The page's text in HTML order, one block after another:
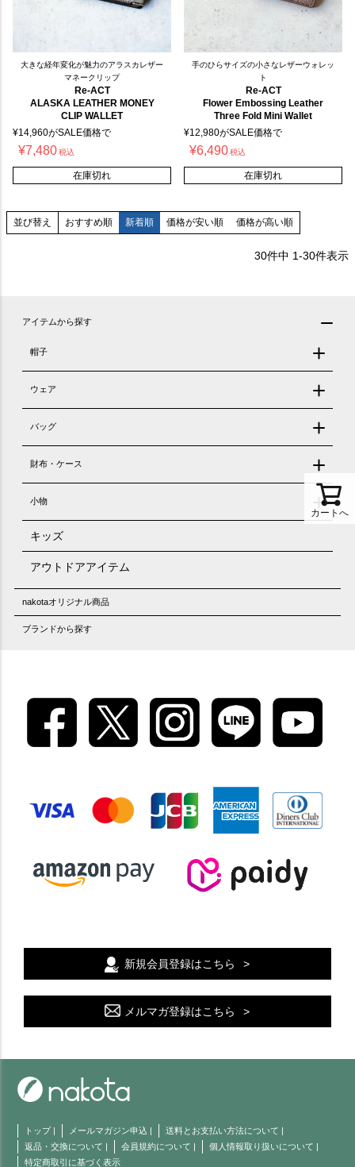
大きな経年変化が魅力のアラスカレザー
マネークリップ
Re-ACT
ALASKA LEATHER MONEY
CLIP WALLET
¥14,960がSALE価格で
¥7,480税込
在庫切れ
手のひらサイズの小さなレザーウォレッ
ト
Re-ACT
Flower Embossing Leather
Three Fold Mini Wallet
¥12,980がSALE価格で
¥6,490税込
在庫切れ
並び替え おすすめ順 新着順 価格が安い順 価格が高い順
30件中 1-30件表示
カートへ
アイテムから探す
帽子
ウェア
バッグ
財布・ケース
小物
キッズ
アウトドアアイテム
nakotaオリジナル商品
ブランドから探す
新規会員登録はこちら
メルマガ登録はこちら
トップ メールマガジン申込 送料とお支払い方法について
返品・交換について
会員規約について 個人情報取り扱いについて
特定商取引に基づく表示